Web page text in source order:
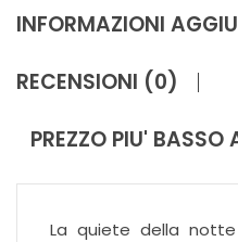
INFORMAZIONI
RECENSIONI (0)
PREZZO PIU' BASSO
La quiete della